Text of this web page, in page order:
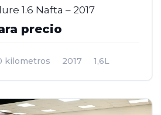
1.6 Nafta – 2017
precio
kilometros 2017
1,6L